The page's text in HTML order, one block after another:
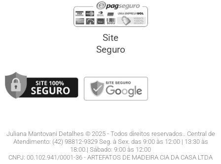
Site
Seguro
Juliana Mantovani Detalhes © 2025 - Todos direitos reservados.. Central de
Atendimento: (42) 98812-9329 Seg. à Sex. das 9:00 às 12:00 | 13:30 às
18:00.| Sábado: 9:00 às 12:00
CNPJ: 00.102.941/0001-36 - ARTEFATOS DE MADEIRA CIA DA CASA LTDA